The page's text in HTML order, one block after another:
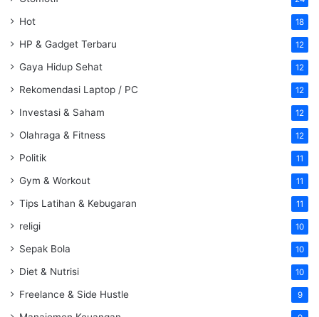
Hot 18
HP & Gadget Terbaru 12
Gaya Hidup Sehat 12
Rekomendasi Laptop / PC 12
Investasi & Saham 12
Olahraga & Fitness 12
Politik 11
Gym & Workout 11
Tips Latihan & Kebugaran 11
religi 10
Sepak Bola 10
Diet & Nutrisi 10
Freelance & Side Hustle 9